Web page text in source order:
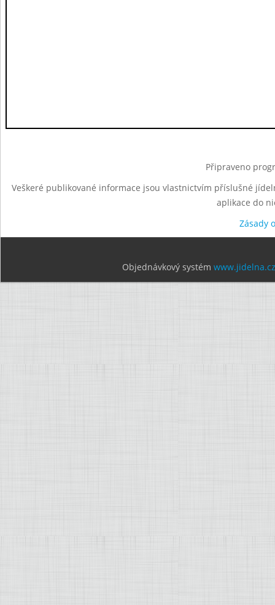
Připraveno
Veškeré publikované informace jsou vlastnictvím příslušné
aplikace do
Zásady
Objednávkový systém www.jidelna.cz